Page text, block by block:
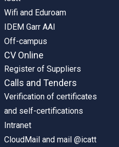
Wifi and Eduroam
IDEM Garr AAI
Off-campus
CV Online
Register of Suppliers
Calls and Tenders
Verification of certificates
and self-certifications
Intranet
CloudMail and mail @icatt